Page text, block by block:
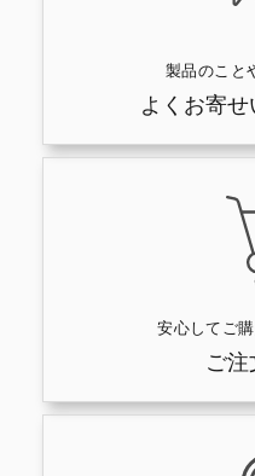
製品のこと
よくお寄
安心してご
ご注